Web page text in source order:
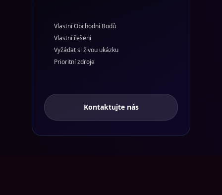
Vlastní Obchodní Bodů
Vlastní řešení
Vyžádat si živou ukázku
Prioritní zdroje
Kontaktujte nás